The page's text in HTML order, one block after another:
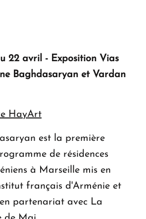
22 avril - Exposition Vias
Baghdasaryan et Vardan
HayArt
est la première
de résidences
à Marseille mis en
français d'Arménie et
partenariat avec La